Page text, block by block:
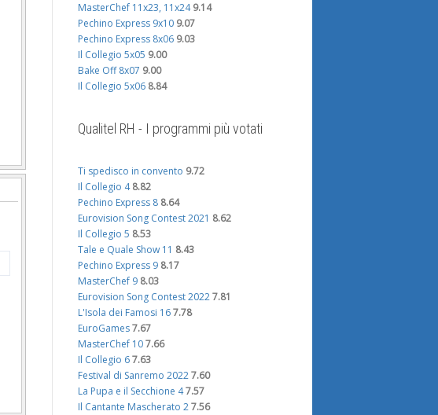
MasterChef 11x23, 11x24 9.14
Pechino Express 9x10 9.07
Pechino Express 8x06 9.03
Il Collegio 5x05 9.00
Bake Off 8x07 9.00
Il Collegio 5x06 8.84
Qualitel RH - I programmi più votati
Ti spedisco in convento 9.72
Il Collegio 4 8.82
Pechino Express 8 8.64
Eurovision Song Contest 2021 8.62
Il Collegio 5 8.53
Tale e Quale Show 11 8.43
Pechino Express 9 8.17
MasterChef 9 8.03
Eurovision Song Contest 2022 7.81
L'Isola dei Famosi 16 7.78
EuroGames 7.67
MasterChef 10 7.66
Il Collegio 6 7.63
Festival di Sanremo 2022 7.60
La Pupa e il Secchione 47.57
Il Cantante Mascherato 2 7.56